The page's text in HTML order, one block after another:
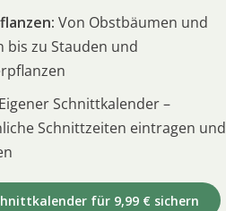
Von Obstbäumen und
bis zu Stauden und
Eigener Schnittkalender –
Schnittzeiten eintragen und
für 9,99 € sichern